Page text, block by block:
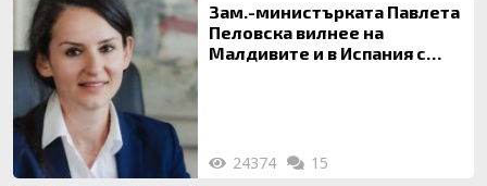
Зам.-министърката Павлета
Пеловска вилнее на
Малдивите и в Испания с
24374 15